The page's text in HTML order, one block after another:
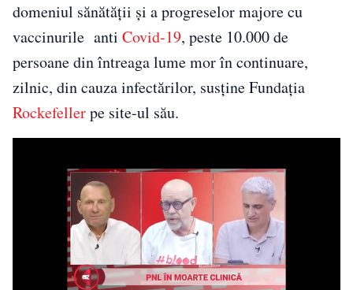
domeniul sănătății și a progreselor majore cu
vaccinurile anti Covid-19, peste 10.000 de
persoane din întreaga lume mor în continuare,
zilnic, din cauza infectărilor, susține Fundația
Rockefellerpe site-ul său.